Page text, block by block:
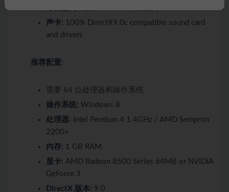
声卡: 100% DirectX9.0c compatible sound card
and drivers
推荐配置:
需要 64 位处理器和操作系统
操作系统: Windows 8
处理器: Intel Pentium 4 1.4GHz / AMD Sempron
2200+
内存: 1 GB RAM
显卡: AMD Radeon 8500 Series 64MB or NVIDIA
GeForce 3
DirectX 版本: 9.0